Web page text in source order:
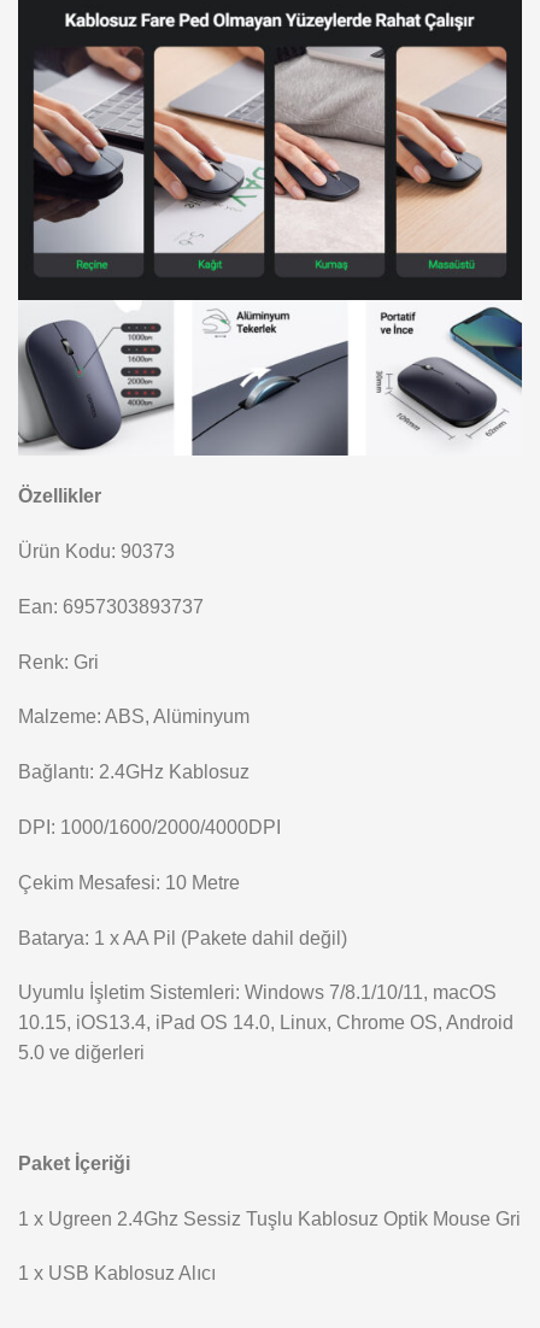
Özellikler
Ürün Kodu: 90373
Ean: 6957303893737
Renk: Gri
Malzeme: ABS, Alüminyum
Bağlantı: 2.4GHz Kablosuz
DPI: 1000/1600/2000/4000DPI
Çekim Mesafesi: 10 Metre
Batarya: 1 x AA Pil (Pakete dahil değil)
Uyumlu İşletim Sistemleri: Windows 7/8.1/10/11, macOS
10.15, iOS13.4, iPad OS 14.0, Linux, Chrome OS, Android
5.0 ve diğerleri
Paket İçeriği
1 x Ugreen 2.4Ghz Sessiz Tuşlu Kablosuz Optik Mouse Gri
1 x USB Kablosuz Alıcı